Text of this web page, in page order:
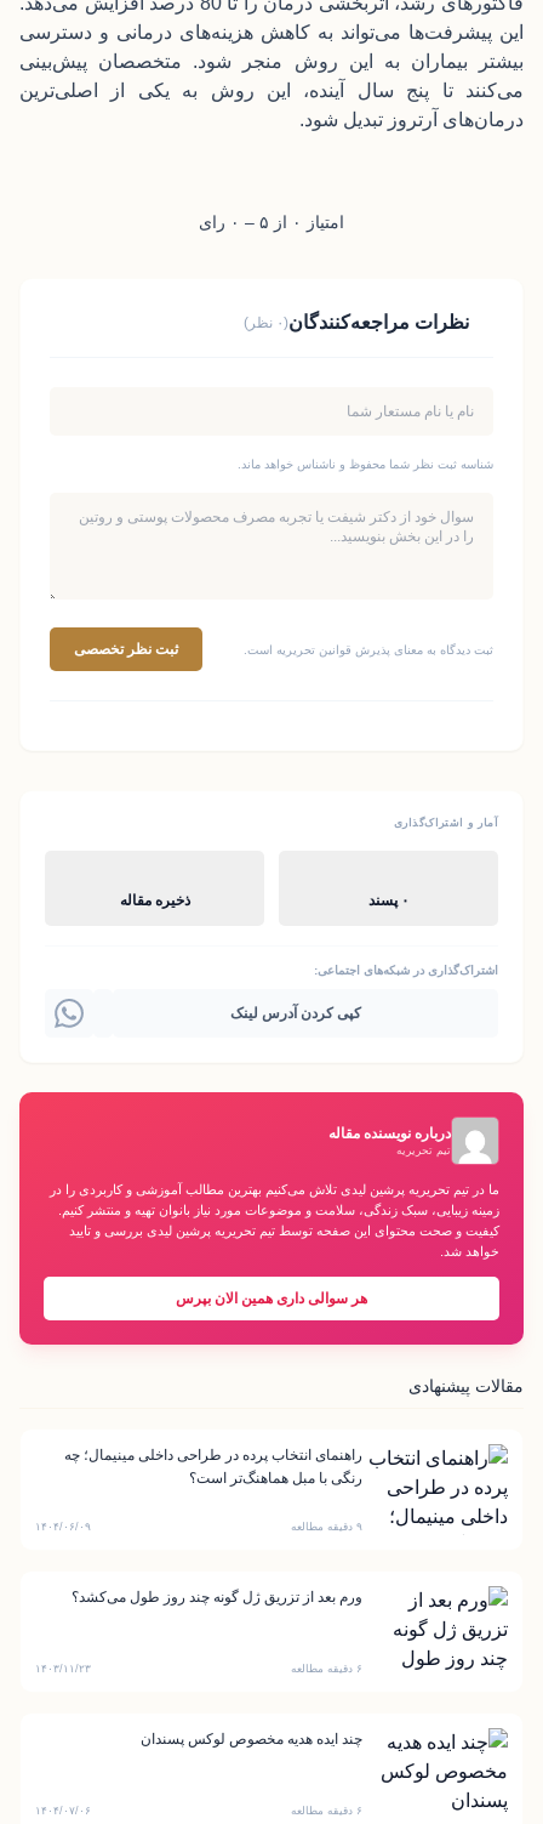
این پیشرفت‌ها می‌تواند به کاهش هزینه‌های درمانی و دسترسی
بیشتر بیماران به این روش منجر شود. متخصصان پیش‌بینی
می‌کنند تا پنج سال آینده، این روش به یکی از اصلی‌ترین
درمان‌های آرتروز تبدیل شود.
امتیاز ۰ از ۵ – ۰ رای
نظرات مراجعه‌کنندگان(۰ نظر)
شناسه ثبت نظر شما محفوظ و ناشناس خواهد ماند.
ثبت دیدگاه به معنای پذیرش قوانین تحریریه است. ثبت نظر تخصصی
آمار و اشتراک‌گذاری
۰ پسند ذخیره مقاله
اشتراک‌گذاری در شبکه‌های اجتماعی:
کپی کردن آدرس لینک
درباره نویسنده مقاله
تیم تحریریه
ما در تیم تحریریه پرشین لیدی تلاش می‌کنیم بهترین مطالب آموزشی و کاربردی را در
زمینه زیبایی، سبک زندگی، سلامت و موضوعات مورد نیاز بانوان تهیه و منتشر کنیم.
کیفیت و صحت محتوای این صفحه توسط تیم تحریریه پرشین لیدی بررسی و تایید
خواهد شد.
هر سوالی داری همین الان بپرس
مقالات پیشنهادی
راهنمای انتخاب پرده در طراحی داخلی مینیمال؛ چه
رنگی با مبل هماهنگ‌تر است؟
۹ دقیقه مطالعه ۱۴۰۴/۰۶/۰۹
ورم بعد از تزریق ژل گونه چند روز طول می‌کشد؟
۶ دقیقه مطالعه ۱۴۰۳/۱۱/۲۳
چند ایده هدیه مخصوص لوکس پسندان
۶ دقیقه مطالعه ۱۴۰۴/۰۷/۰۶